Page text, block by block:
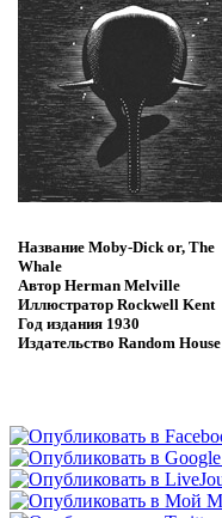
Название Moby-Dick or, The
Whale
Автор Herman Melville
Иллюстратор Rockwell Kent
Год издания 1930
Издательство Random House